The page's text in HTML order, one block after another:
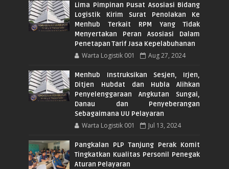
Lima Pimpinan Pusat Asosiasi Bidang
Logistik Kirim Surat Penolakan Ke
Menhub Terkait RPM Yang Tidak
Menyertakan Peran Asosiasi Dalam
Penetapan Tarif Jasa Kepelabuhanan
Warta Logistik 001 Aug 27, 2024
Menhub Instruksikan Sesjen, Irjen,
Ditjen Hubdat dan Hubla Alihkan
Penyelenggaraan Angkutan Sungai,
Danau dan Penyeberangan
Sebagaimana UU Pelayaran
Warta Logistik 001 Jul 13, 2024
Pangkalan PLP Tanjung Perak Komit
Tingkatkan Kualitas Personil Penegak
Aturan Pelayaran